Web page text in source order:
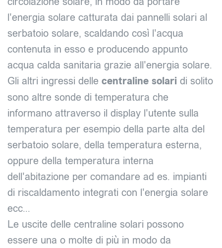
l'energia solare catturata dai pannelli solari al
serbatoio solare, scaldando così l'acqua
contenuta in esso e producendo appunto
acqua calda sanitaria grazie all'energia solare.
Gli altri ingressi delle centraline solari di solito
sono altre sonde di temperatura che
informano attraverso il display l'utente sulla
temperatura per esempio della parte alta del
serbatoio solare, della temperatura esterna,
oppure della temperatura interna
dell'abitazione per comandare ad es. impianti
di riscaldamento integrati con l'energia solare
ecc...
Le uscite delle centraline solari possono
essere una o molte di più in modo da